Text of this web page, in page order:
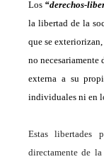
Los “derechos-
la libertad de la
que se
no necesariamente
externa a su
individuales ni en
Estaslibertades
directamente de